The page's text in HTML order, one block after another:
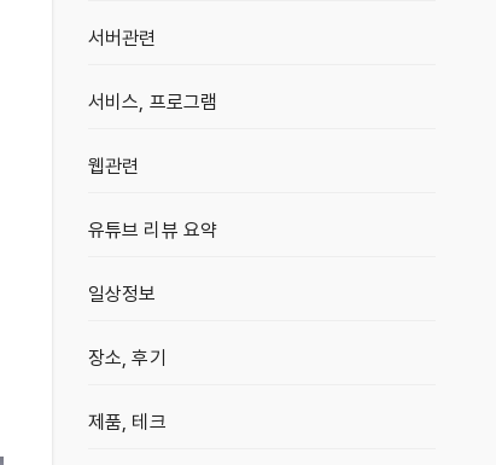
서버관련
서비스, 프로그램
웹관련
유튜브 리뷰 요약
일상정보
장소, 후기
제품, 테크